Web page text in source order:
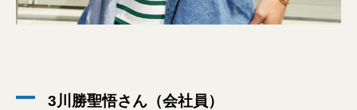
3川勝聖悟さん（会社員）